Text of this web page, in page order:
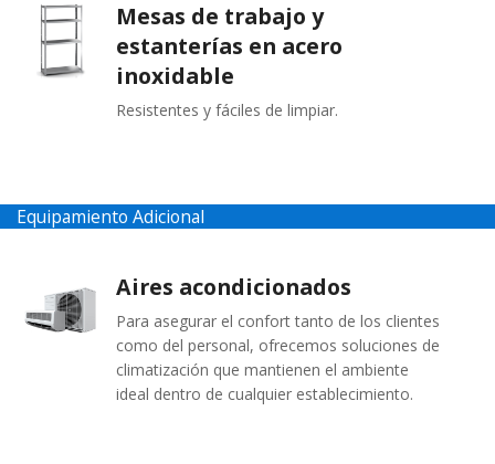
Mesas de trabajo y
estanterías en acero
inoxidable
Resistentes y fáciles de limpiar.
Equipamiento Adicional
Aires acondicionados
Para asegurar el confort tanto de los clientes
como del personal, ofrecemos soluciones de
climatización que mantienen el ambiente
ideal dentro de cualquier establecimiento.